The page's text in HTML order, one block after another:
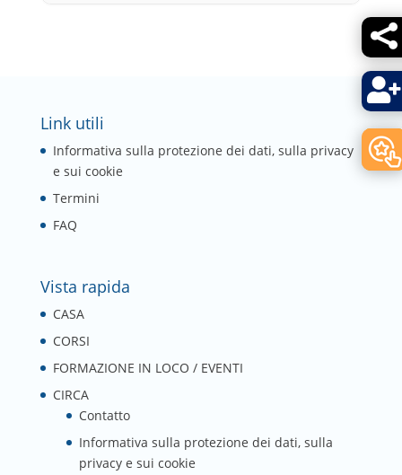


Link utili
Informativa sulla protezione dei dati, sulla privacy
e sui cookie
Termini
FAQ
Vista rapida
CASA
CORSI
FORMAZIONE IN LOCO / EVENTI
CIRCA
Contatto
Informativa sulla protezione dei dati, sulla
privacy e sui cookie